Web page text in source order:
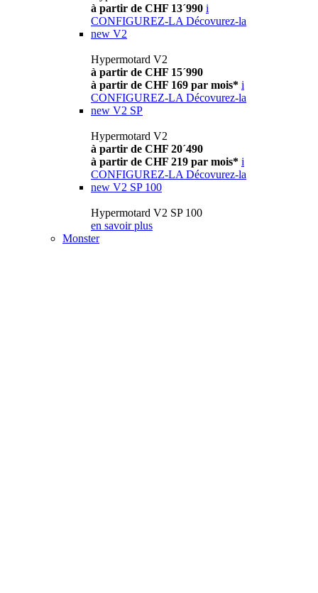
à partir de CHF 13´990 i
CONFIGUREZ-LA Décovurez-la
new V2
Hypermotard V2
à partir de CHF 15´990
à partir de CHF 169 par mois* i
CONFIGUREZ-LA Décovurez-la
new V2 SP
Hypermotard V2
à partir de CHF 20´490
à partir de CHF 219 par mois* i
CONFIGUREZ-LA Décovurez-la
new V2 SP 100
Hypermotard V2 SP 100
en savoir plus
Monster